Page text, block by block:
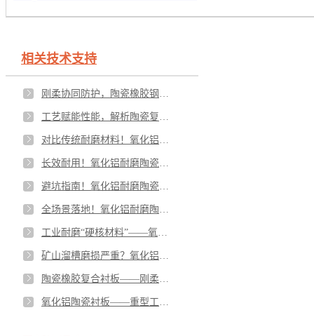
相关技术支持
刚柔协同防护，陶瓷橡胶钢板复合板工业工况应用与价值落地
工艺赋能性能，解析陶瓷复合衬板核心技术优势
对比传统耐磨材料！氧化铝耐磨陶瓷为何成为工业降本首选
长效耐用！氧化铝耐磨陶瓷安装规范与维护保养技巧
避坑指南！氧化铝耐磨陶瓷选型核心技巧与参数标准
全场景落地！氧化铝耐磨陶瓷主流工业应用领域详解
工业耐磨“硬核材料”——氧化铝耐磨陶瓷核心性能全解析
矿山溜槽磨损严重？氧化铝陶瓷精准破解工矿耐磨难题
陶瓷橡胶复合衬板——刚柔并济，攻克高冲击磨损难题
氧化铝陶瓷衬板——重型工况耐磨主力，筑牢设备长效防护壁垒